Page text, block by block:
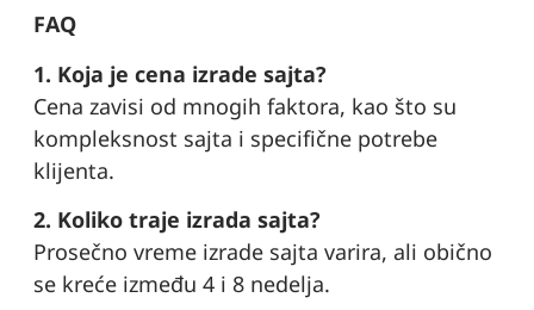
FAQ
1. Koja je cena izrade sajta?
Cena zavisi od mnogih faktora, kao što su
kompleksnost sajta i specifične potrebe
klijenta.
2. Koliko traje izrada sajta?
Prosečno vreme izrade sajta varira, ali obično
se kreće između 4 i 8 nedelja.